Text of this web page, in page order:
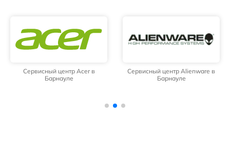
Сервисный центр Acer в
Барнауле
Сервисный центр Alienware в
Барнауле